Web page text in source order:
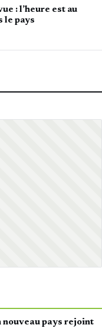
: l’heure est au
le pays
nouveau pays rejoint